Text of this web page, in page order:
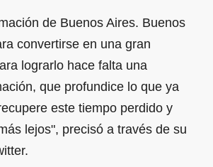
de Buenos Aires. Buenos
convertirse en una gran
lograrlo hace falta una
que profundice lo que ya
este tiempo perdido y
lejos", precisó a través de su